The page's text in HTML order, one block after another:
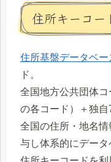
住所キーコー
住所基盤データベー
ド。
全国地方公共団体
の各コード）＋独自
全国の住所・地名
与し体系的にデータ